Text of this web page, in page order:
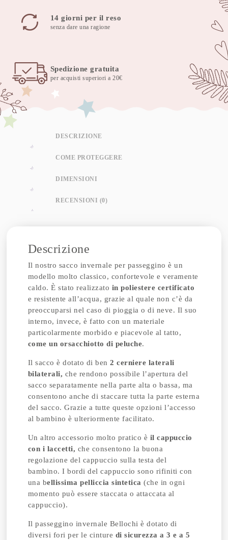
14 giorni per il reso
senza dare una ragione
Spedizione gratuita
per acquisti superiori a 20€
DESCRIZIONE
COME PROTEGGERE
DIMENSIONI
RECENSIONI (0)
Descrizione
Il nostro sacco invernale per passeggino è un
modello molto classico, confortevole e veramente
caldo. È stato realizzato in poliestere certificato
e resistente all’acqua, grazie al quale non c’è da
preoccuparsi nel caso di pioggia o di neve. Il suo
interno, invece, è fatto con un materiale
particolarmente morbido e piacevole al tatto,
come un orsacchiotto di peluche.
Il sacco è dotato di ben2 cerniere laterali
bilaterali, che rendono possibile l’apertura del
sacco separatamente nella parte alta o bassa, ma
consentono anche di staccare tutta la parte esterna
del sacco. Grazie a tutte queste opzioni l’accesso
al bambino è ulteriormente facilitato.
Un altro accessorio molto pratico è il cappuccio
con i laccetti, che consentono la buona
regolazione del cappuccio sulla testa del
bambino. I bordi del cappuccio sono rifiniti con
una bellissima pelliccia sintetica(che in ogni
momento può essere staccata o attaccata al
cappuccio).
Il passeggino invernale Bellochi è dotato di
diversi fori per le cinture di sicurezza a 3 e a 5